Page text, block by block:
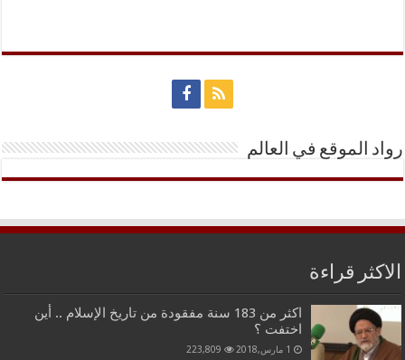
رواد الموقع في العالم
الاكثر قراءة
اكثر من 183 سنة مفقودة من تاريخ الإسلام .. أين
اختفت ؟
1 مارس,2018 223,809